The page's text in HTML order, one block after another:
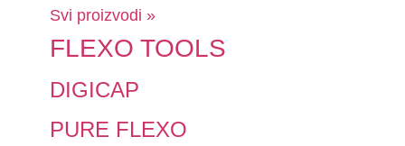
Svi proizvodi »
FLEXO TOOLS
DIGICAP
PURE FLEXO